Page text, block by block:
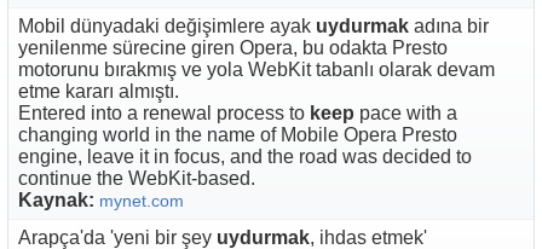
Mobil dünyadaki değişimlere ayak uydurmak adına bir
yenilenme sürecine giren Opera, bu odakta Presto
motorunu bırakmış ve yola WebKit tabanlı olarak devam
etme kararı almıştı.
Entered into a renewal process to keep pace with a
changing world in the name of Mobile Opera Presto
engine, leave it in focus, and the road was decided to
continue the WebKit-based.
Kaynak: mynet.com
Arapça'da 'yeni bir şey uydurmak, ihdas etmek'